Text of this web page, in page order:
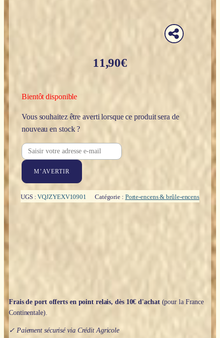
11,90€
Bientôt disponible
Vous souhaitez être averti lorsque ce produit sera de
nouveau en stock ?
M’AVERTIR
UGS :VQJZYEXV10901 Catégorie : Porte-encens & brûle-encens
Frais de port offerts en point relais, dès 10€ d'achat(pour la France
Continentale).
✓ Paiement sécurisé via Crédit Agricole